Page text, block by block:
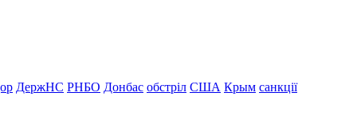
ДержНС РНБО Донбас обстріл США Крым санкції